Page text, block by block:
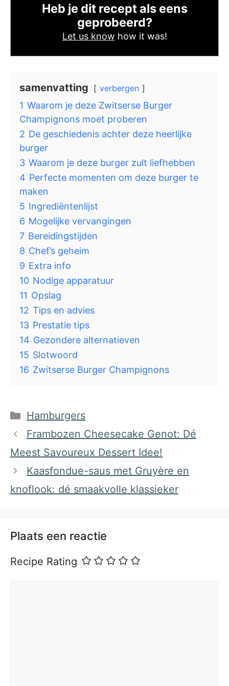
Heb je dit recept als eens
geprobeerd?
Let us know how it was!
samenvatting verbergen
1 Waarom je deze Zwitserse Burger
Champignons moet proberen
2 De geschiedenis achter deze heerlijke
burger
3 Waarom je deze burger zult liefhebben
4 Perfecte momenten om deze burger te
maken
5 Ingrediëntenlijst
6 Mogelijke vervangingen
7 Bereidingstijden
8 Chef’s geheim
9 Extra info
10 Nodige apparatuur
11 Opslag
12 Tips en advies
13 Prestatie tips
14 Gezondere alternatieven
15 Slotwoord
16 Zwitserse Burger Champignons
Categorieën
Hamburgers
Frambozen Cheesecake Genot: Dé
Meest Savoureux Dessert Idee!
Kaasfondue-saus met Gruyère en
knoflook: dé smaakvolle klassieker
Plaats een reactie
Recipe Rating